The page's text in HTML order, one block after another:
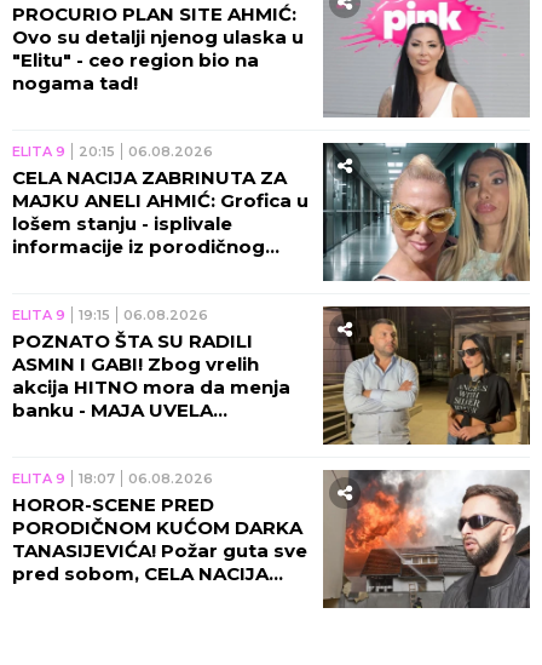
PROCURIO PLAN SITE AHMIĆ:
Ovo su detalji njenog ulaska u
"Elitu" - ceo region bio na
nogama tad!
ELITA 9 20:15 06.08.2026
CELA NACIJA ZABRINUTA ZA
MAJKU ANELI AHMIĆ: Grofica u
lošem stanju - isplivale
informacije iz porodičnog
ELITA 9 19:15 06.08.2026
POZNATO ŠTA SU RADILI
ASMIN I GABI! Zbog vrelih
akcija HITNO mora da menja
banku - MAJA UVELA
ELITA 9 18:07 06.08.2026
HOROR-SCENE PRED
PORODIČNOM KUĆOM DARKA
TANASIJEVIĆA! Požar guta sve
pred sobom, CELA NACIJA